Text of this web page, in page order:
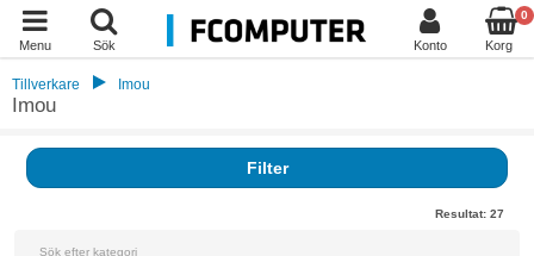
Menu Sök Konto
0
Korg
Tillverkare Imou
Imou
Filter
Resultat: 27